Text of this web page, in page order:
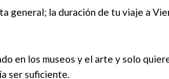
general; la duración de tu viaje a
en los museos y el arte y solo
ser suficiente.